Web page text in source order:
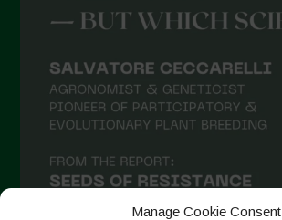
Manage Cookie Consent
Luglio 2021
Aprile 2021
Febbraio 2021